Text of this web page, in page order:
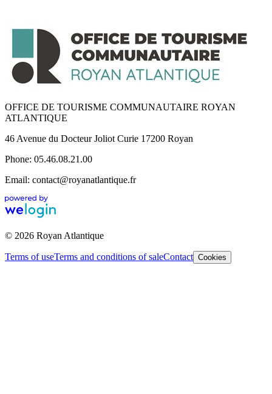
OFFICE DE TOURISME COMMUNAUTAIRE ROYAN
ATLANTIQUE
46 Avenue du Docteur Joliot Curie 17200 Royan
Phone: 05.46.08.21.00
Email: contact@royanatlantique.fr
© 2026 Royan Atlantique
Terms of useTerms and conditions of saleContact Cookies